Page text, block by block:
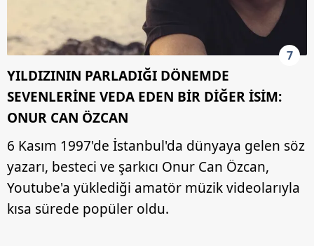
7
YILDIZININ PARLADIĞI DÖNEMDE
SEVENLERİNE VEDA EDEN BİR DİĞER İSİM:
ONUR CAN ÖZCAN
6 Kasım 1997'de İstanbul'da dünyaya gelen söz
yazarı, besteci ve şarkıcı Onur Can Özcan,
Youtube'a yüklediği amatör müzik videolarıyla
kısa sürede popüler oldu.